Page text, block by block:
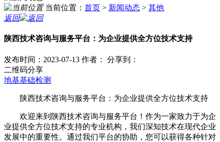
当前位置： 首页 > 新闻动态 > 其他
返回
陕西技术咨询与服务平台：为企业提供全方位技术支持
发布时间：2023-07-13 作者：
分享到：
二维码分享
地基基础检测
陕西技术咨询与服务平台：为企业提供全方位技术支持
欢迎来到陕西技术咨询与服务平台！作为一家致力于为企
业提供全方位技术支持的专业机构，我们深知技术在现代企业
发展中的重要性。通过我们平台的协助，您可以获得各种针对